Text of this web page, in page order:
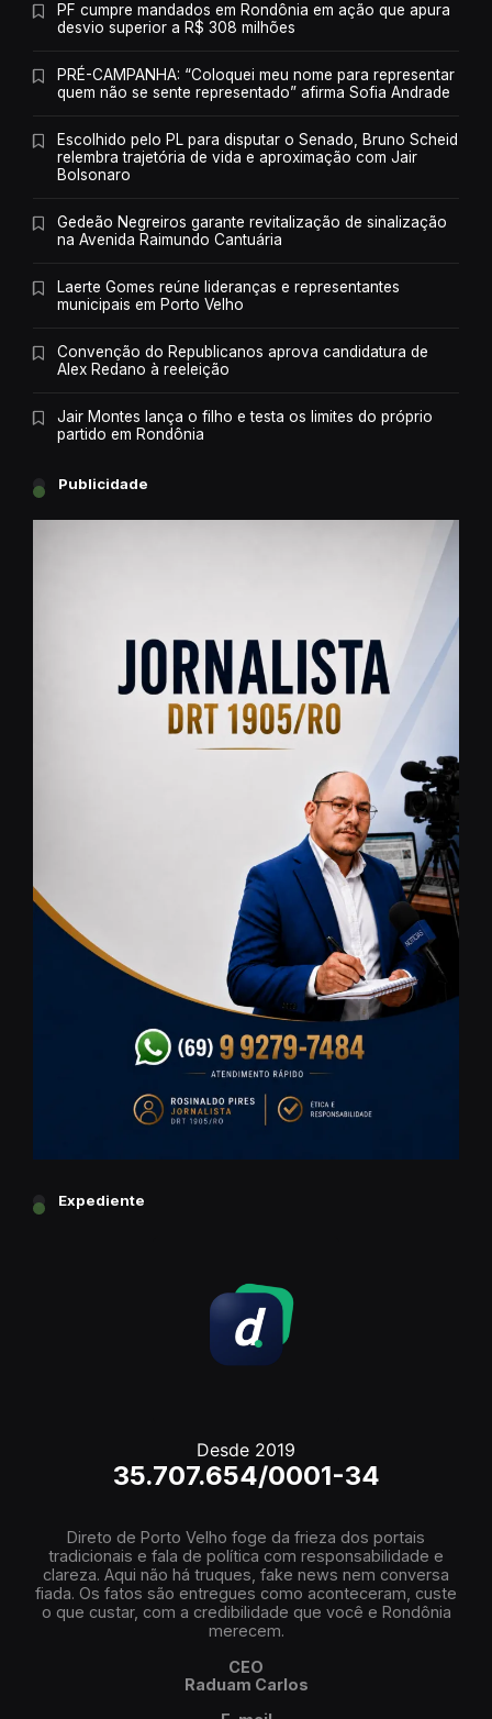
PF cumpre mandados em Rondônia em ação que apura
desvio superior a R$ 308 milhões
PRÉ-CAMPANHA: “Coloquei meu nome para representar
quem não se sente representado” afirma Sofia Andrade
Escolhido pelo PL para disputar o Senado, Bruno Scheid
relembra trajetória de vida e aproximação com Jair
Bolsonaro
Gedeão Negreiros garante revitalização de sinalização
na Avenida Raimundo Cantuária
Laerte Gomes reúne lideranças e representantes
municipais em Porto Velho
Convenção do Republicanos aprova candidatura de
Alex Redano à reeleição
Jair Montes lança o filho e testa os limites do próprio
partido em Rondônia
Publicidade
Expediente
Desde 2019
35.707.654/0001-34
Direto de Porto Velho foge da frieza dos portais
tradicionais e fala de política com responsabilidade e
clareza. Aqui não há truques, fake news nem conversa
fiada. Os fatos são entregues como aconteceram, custe
o que custar, com a credibilidade que você e Rondônia
merecem.
CEO
Raduam Carlos